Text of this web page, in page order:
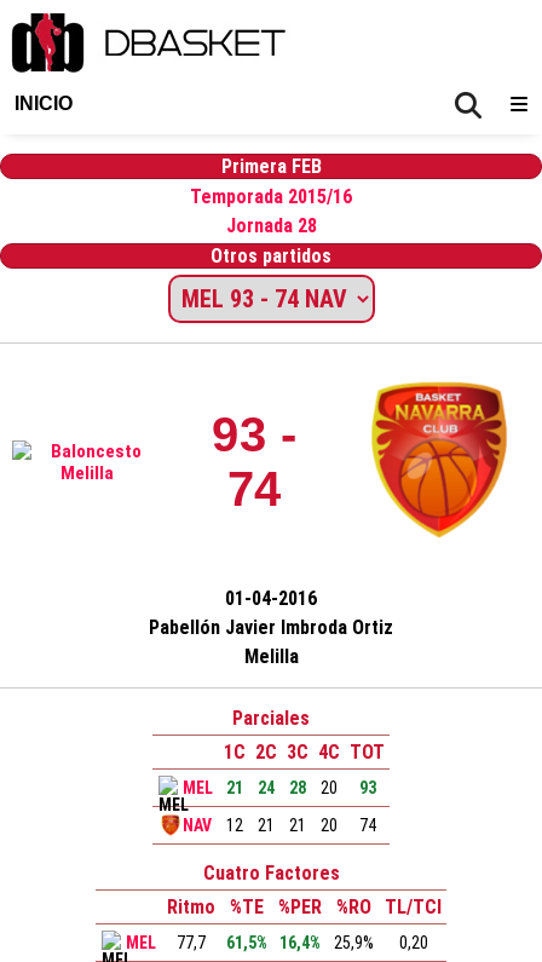
INICIO
Primera FEB
Temporada 2015/16
Jornada 28
Otros partidos
93 -
74
01-04-2016
Pabellón Javier Imbroda Ortiz
Melilla
Parciales
1C 2C 3C 4C TOT
MEL 21 24 28 20
93
NAV
12 21 21 20 74
Cuatro Factores
Ritmo
%TE %PER %RO TL/TCI
MEL 77,7 61,5% 16,4% 25,9%
0,20